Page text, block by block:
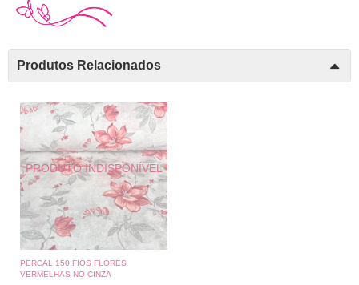
Produtos Relacionados
PERCAL 150 FIOS FLORES
VERMELHAS NO CINZA